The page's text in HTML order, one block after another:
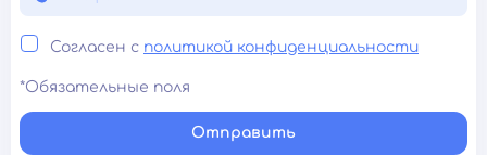
Согласен с политикой конфиденциальности
*Обязательные поля
Отправить